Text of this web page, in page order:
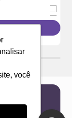
você
à sacola